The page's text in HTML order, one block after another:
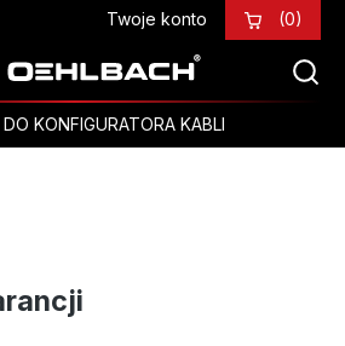
Twoje konto (0)
KONFIGURATORA KABLI